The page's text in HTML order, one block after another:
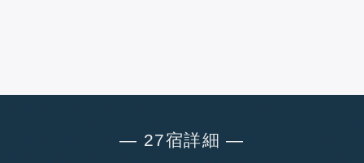
― 27宿詳細 ―